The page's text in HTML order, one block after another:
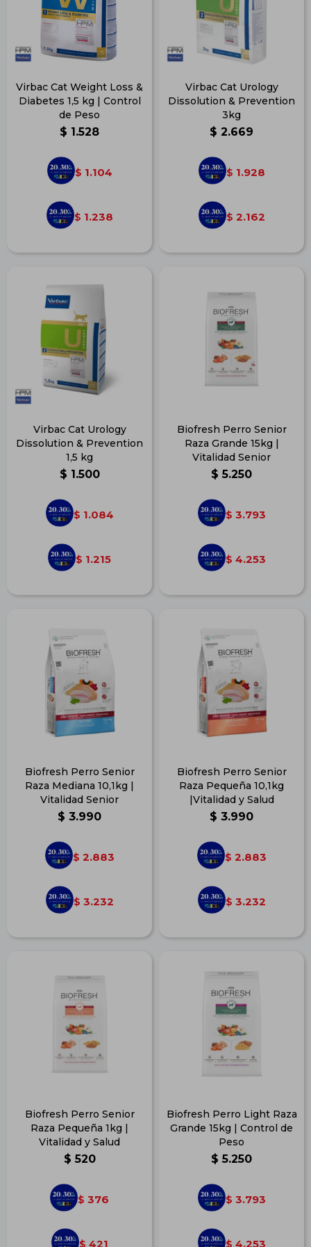
Virbac Cat Weight Loss &
Diabetes 1,5 kg | Control
de Peso
$ 1.528
$ 1.104
$ 1.238
Virbac Cat Urology
Dissolution & Prevention
3kg
$ 2.669
$ 1.928
$ 2.162
Virbac Cat Urology
Dissolution & Prevention
1,5 kg
$ 1.500
$ 1.084
$ 1.215
Biofresh Perro Senior
Raza Grande 15kg |
Vitalidad Senior
$ 5.250
$ 3.793
$ 4.253
Biofresh Perro Senior
Raza Mediana 10,1kg |
Vitalidad Senior
$ 3.990
$ 2.883
$ 3.232
Biofresh Perro Senior
Raza Pequeña 10,1kg
|Vitalidad y Salud
$ 3.990
$ 2.883
$ 3.232
Biofresh Perro Senior
Raza Pequeña 1kg |
Vitalidad y Salud
$ 520
$ 376
$ 421
Biofresh Perro Light Raza
Grande 15kg | Control de
Peso
$ 5.250
$ 3.793
$ 4.253